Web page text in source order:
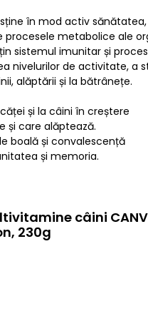
în mod activ
metabolice ale
sistemul imunitar și
nivelurilor de activitate, a
alăptării și la bătrânețe.
și la câini în creștere
și care alăptează.
boală și convalescență
și memoria.
câini
230g